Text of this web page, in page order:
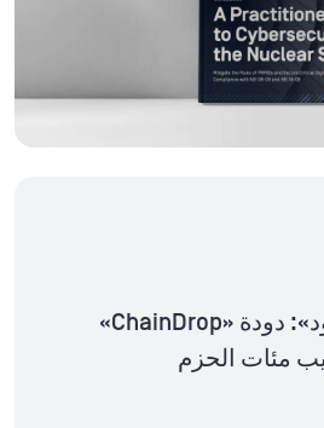
عودة «شاي-هولود»: دودة «ChainDrop»